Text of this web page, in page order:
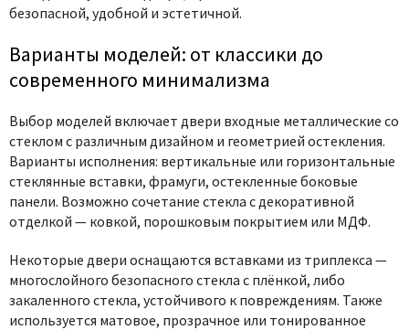
безопасной, удобной и эстетичной.
Варианты моделей: от классики до
современного минимализма
Выбор моделей включает двери входные металлические со
стеклом с различным дизайном и геометрией остекления.
Варианты исполнения: вертикальные или горизонтальные
стеклянные вставки, фрамуги, остекленные боковые
панели. Возможно сочетание стекла с декоративной
отделкой — ковкой, порошковым покрытием или МДФ.
Некоторые двери оснащаются вставками из триплекса —
многослойного безопасного стекла с плёнкой, либо
закаленного стекла, устойчивого к повреждениям. Также
используется матовое, прозрачное или тонированное